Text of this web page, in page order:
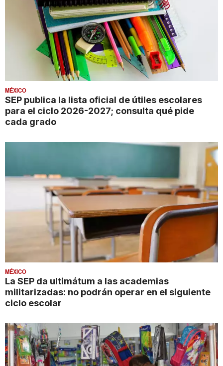
MÉXICO
SEP publica la lista oficial de útiles escolares
para el ciclo 2026-2027; consulta qué pide
cada grado
MÉXICO
La SEP da ultimátum a las academias
militarizadas: no podrán operar en el siguiente
ciclo escolar